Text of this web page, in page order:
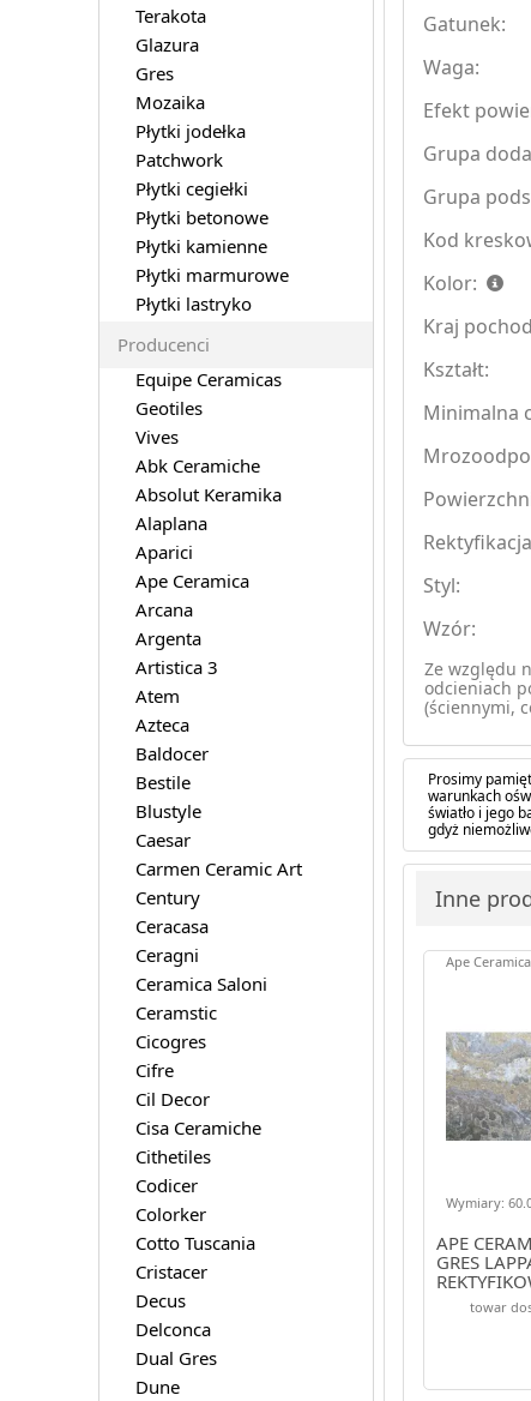
Gatunek:
Waga:
Efekt
Grupa
Grupa
Kod
Kolor:
Kraj
Kształt:
Minimalna
Styl:
Wzór:
Ze względu
odcieniach
(ściennymi,
Prosimy
warunkach
światło i jego
gdyż
Inne
APE
GRES
Wymiary:
Ape Ceramica
towar
Terakota
Glazura
Gres
Mozaika
Płytki jodełka
Patchwork
Płytki cegiełki
Płytki betonowe
Płytki kamienne
Płytki marmurowe
Płytki lastryko
Producenci
Equipe Ceramicas
Geotiles
Vives
Abk Ceramiche
Absolut Keramika
Alaplana
Aparici
Ape Ceramica
Arcana
Argenta
Artistica 3
Atem
Azteca
Baldocer
Bestile
Blustyle
Caesar
Carmen Ceramic Art
Century
Ceracasa
Ceragni
Ceramica Saloni
Ceramstic
Cicogres
Cifre
Cil Decor
Cisa Ceramiche
Cithetiles
Codicer
Colorker
Cotto Tuscania
Cristacer
Decus
Delconca
Dual Gres
Dune